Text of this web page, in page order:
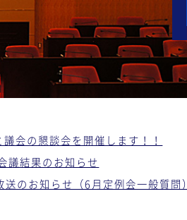
会の懇談会を開催します！！
議結果のお知らせ
のお知らせ（6月定例会一般質問）